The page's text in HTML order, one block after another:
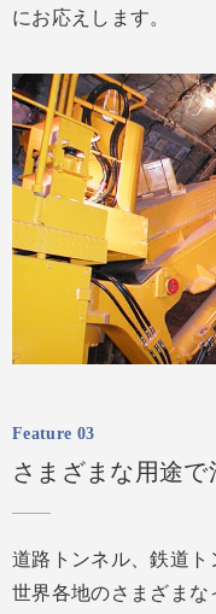
にお応えします。
Feature 03
さまざまな用途で
道路トンネル、鉄道ト
世界各地のさまざま